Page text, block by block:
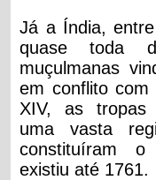
Já a Índia,
quase toda
muçulmanas
em conflito
XIV, as tropas
uma vasta
constituíram
existiu até 1761.